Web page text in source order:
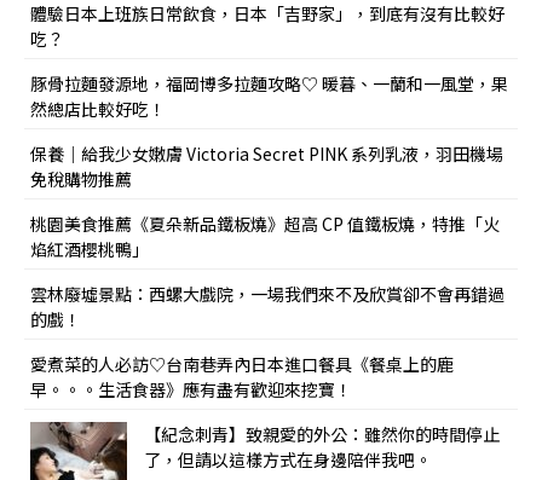
體驗日本上班族日常飲食，日本「吉野家」，到底有沒有比較好
吃？
豚骨拉麵發源地，福岡博多拉麵攻略♡ 暖暮、一蘭和一風堂，果
然總店比較好吃！
保養｜給我少女嫩膚 Victoria Secret PINK 系列乳液，羽田機場
免稅購物推薦
桃園美食推薦《夏朵新品鐵板燒》超高 CP 值鐵板燒，特推「火
焰紅酒櫻桃鴨」
雲林廢墟景點：西螺大戲院，一場我們來不及欣賞卻不會再錯過
的戲！
愛煮菜的人必訪♡台南巷弄內日本進口餐具《餐桌上的鹿
早。。。生活食器》應有盡有歡迎來挖寶！
【紀念刺青】致親愛的外公：雖然你的時間停止
了，但請以這樣方式在身邊陪伴我吧。